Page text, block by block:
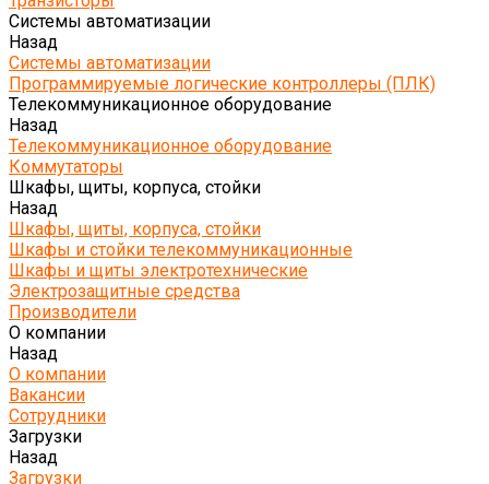
Системы автоматизации
Назад
Системы автоматизации
Программируемые логические контроллеры (ПЛК)
Телекоммуникационное оборудование
Назад
Телекоммуникационное оборудование
Коммутаторы
Шкафы, щиты, корпуса, стойки
Назад
Шкафы, щиты, корпуса, стойки
Шкафы и стойки телекоммуникационные
Шкафы и щиты электротехнические
Электрозащитные средства
Производители
О компании
Назад
О компании
Вакансии
Сотрудники
Загрузки
Назад
Загрузки